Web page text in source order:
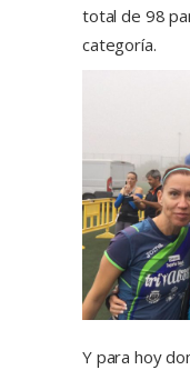
total de 98
categoría.
Y para hoy